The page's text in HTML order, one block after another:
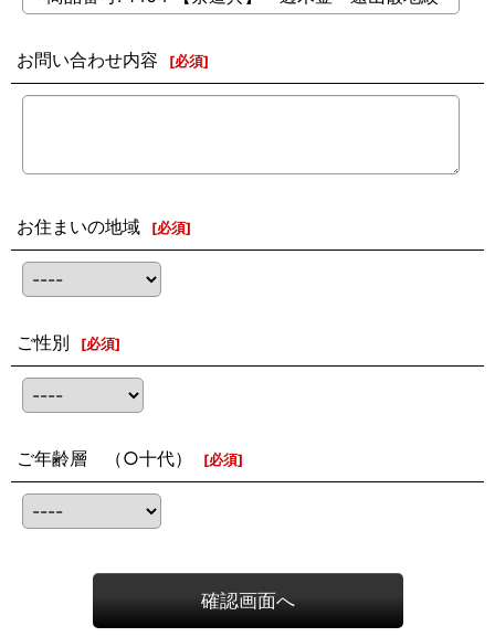
お問い合わせ内容 [必須]
お住まいの地域 [必須]
ご性別 [必須]
ご年齢層 （○十代） [必須]
確認画面へ